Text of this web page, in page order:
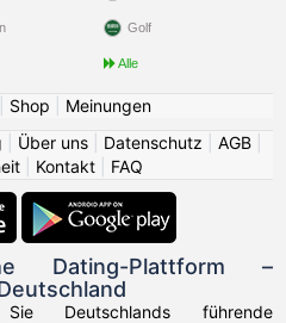
Golf
Alle
Shop
Meinungen
Über uns Datenschutz AGB
Kontakt FAQ
Dating-Plattform –
Deutschlands führende